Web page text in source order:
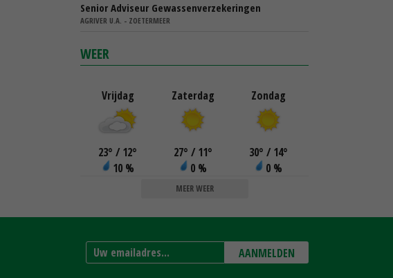
Senior Adviseur Gewassenverzekeringen
AGRIVER U.A. - ZOETERMEER
WEER
Vrijdag
23° / 12°
10 %
Zaterdag
27° / 11°
0 %
Zondag
30° / 14°
0 %
MEER WEER
AANMELDEN